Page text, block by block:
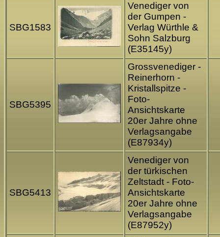
SBG1583
Venediger von
der Gumpen -
Verlag Würthle &
Sohn Salzburg
(E35145y)
SBG5395
Grossvenediger -
Reinerhorn -
Kristallspitze -
Foto-
Ansichtskarte
20er Jahre ohne
Verlagsangabe
(E87934y)
SBG5413
Venediger von
der türkischen
Zeltstadt - Foto-
Ansichtskarte
20er Jahre ohne
Verlagsangabe
(E87952y)